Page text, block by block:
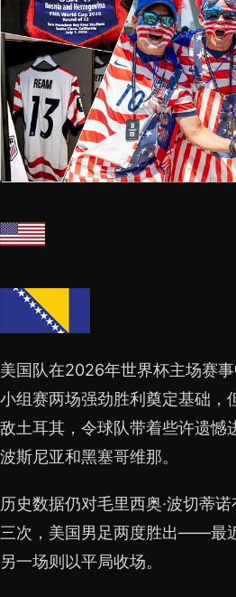
美国队在2026年世界杯主场赛
小组赛两场强劲胜利奠定基础，
敌土耳其，令球队带着些许遗憾
波斯尼亚和黑塞哥维那。
历史数据仍对毛里西奥·波切蒂
三次，美国男足两度胜出——
另一场则以平局收场。